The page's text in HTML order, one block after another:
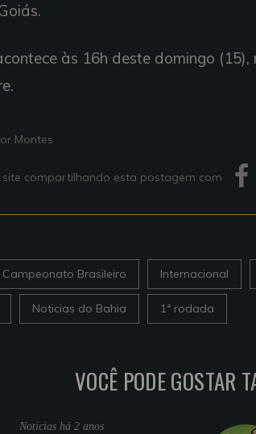
às 16h deste domingo (15),
Montes
compartilhando esta postagem com
Campeonato Brasileiro Internacional
Noticias do Bahia 1ª rodada
VOCÊ PODE GOSTAR
Noticias há 2 anos